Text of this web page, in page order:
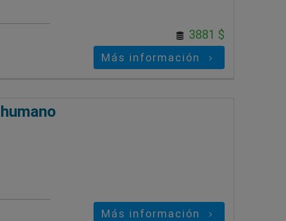
3881 $
Más información
Más información